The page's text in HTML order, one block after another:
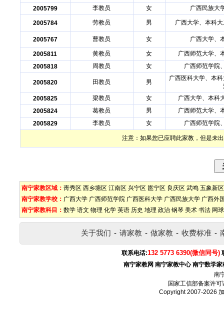
2005799
李教员 女 广西民族大
2005784 劳教员 男 广西大学、本科
2005767 曹教员 女 广西大学、
2005811 黄教员 女
广西师范大学、
2005818
周教员 女 广西师范学院
2005820 田教员 男
广西医科大学、本
2005825
梁教员 女
广西大学、本科
2005824
葛教员 男
广西师范大学、
2005829
李教员 女 广西师范学院
注意：如果您已应聘此家教，但是未
南宁家教区域： 靑秀区 西乡塘区 江南区 兴宁区 邕宁区 良庆区 武鸣 五象新区
南宁家教学校： 广西大学 广西师范学院 广西医科大学 广西民族大学 广西外
南宁家教科目： 数学 语文 物理 化学 英语 历史 地理 政治 钢琴 美术 书法 网球
关于我们 - 请家教 - 做家教 - 收费标准 -
联系电话:132 5773 6390(微信同号)
南宁家教网 南宁家教中心 南宁数学家
南
国家工信部备案许可
Copyright 2007-2026